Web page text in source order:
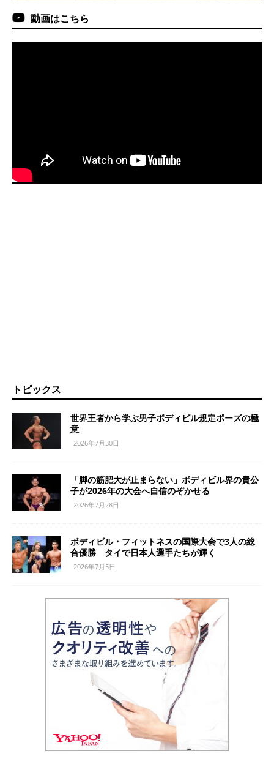
動画はこちら
トピックス
世界王者から学ぶ男子ボディビル規定ポーズの極
意
2026年7月30日
「脚の筋肥大が止まらない」ボディビル界の貴公
子が2026年の大会へ自信のぞかせる
2026年7月28日
ボディビル・フィットネスの国際大会で3人の総
合優勝 タイで日本人選手たちが輝く
2026年7月5日